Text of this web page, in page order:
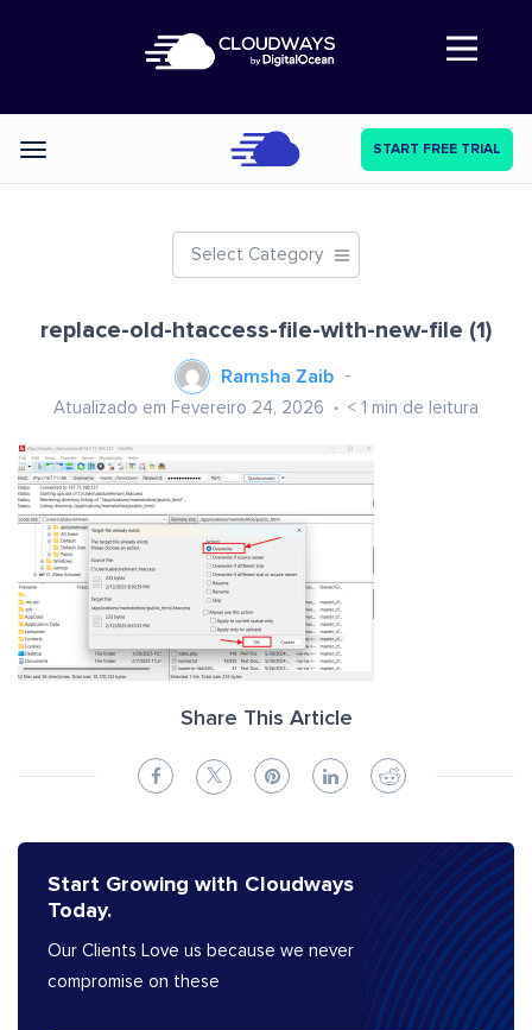
Abre a navegação
Categories START FREE TRIAL
Select Category
replace-old-htaccess-file-with-new-file (1)
Ramsha Zaib
Atualizado em Fevereiro 24, 2026 < 1 min de leitura
Share This Article
Start Growing with Cloudways
Today.
Our Clients Love us because we never
compromise on these